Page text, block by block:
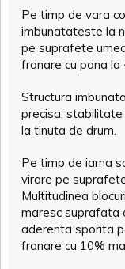
Pe timp de vara
imbunatateste la
pe suprafete
franare cu pana
Structura
precisa,
la tinuta de drum.
Pe timp de iarna
virare pe
Multitudinea
maresc suprafata
aderenta sporita
franare cu 10%